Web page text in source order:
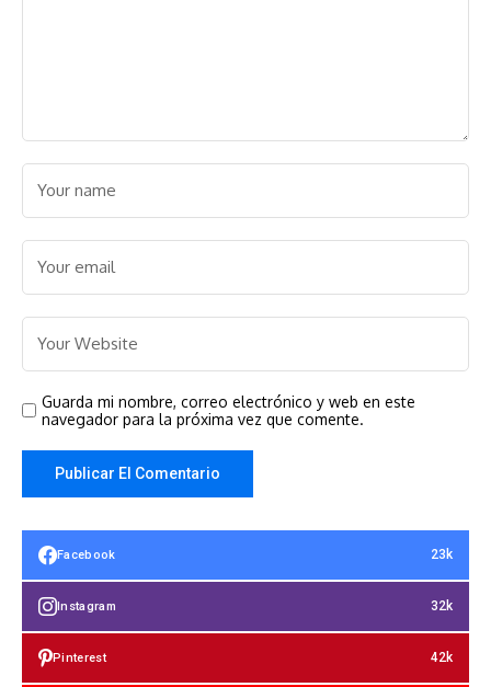
Guarda mi nombre, correo electrónico y web en este
navegador para la próxima vez que comente.
Facebook 23k
Instagram 32k
Pinterest 42k